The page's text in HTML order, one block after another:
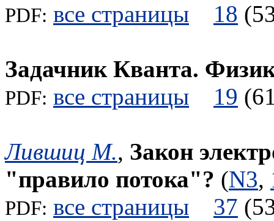
PDF: все страницы 18
Задачник Кванта.
PDF: все страницы 19
Лившиц М., Закон
"правило потока"? (N3,
PDF: все страницы 37